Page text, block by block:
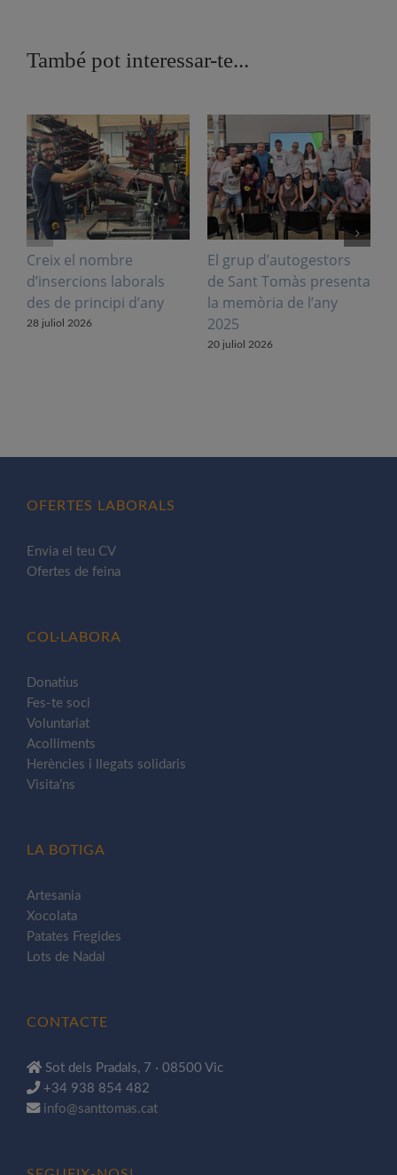
També pot interessar-te...
Creix el nombre
d’insercions laborals
des de principi d’any
28 juliol 2026
El grup d’autogestors
de Sant Tomàs presenta
la memòria de l’any
2025
20 juliol 2026
OFERTES LABORALS
Envia el teu CV
Ofertes de feina
COL·LABORA
Donatius
Fes-te soci
Voluntariat
Acolliments
Herències i llegats solidaris
Visita’ns
LA BOTIGA
Artesania
Xocolata
Patates Fregides
Lots de Nadal
CONTACTE
Sot dels Pradals, 7 · 08500 Vic
+34 938 854 482
info@santtomas.cat